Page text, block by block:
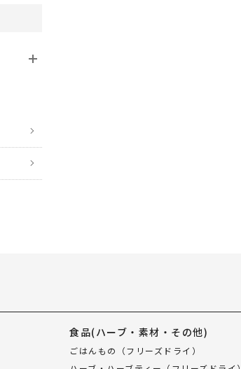
食品(ハーブ・素材・その他)
ごはんもの（フリーズドライ）